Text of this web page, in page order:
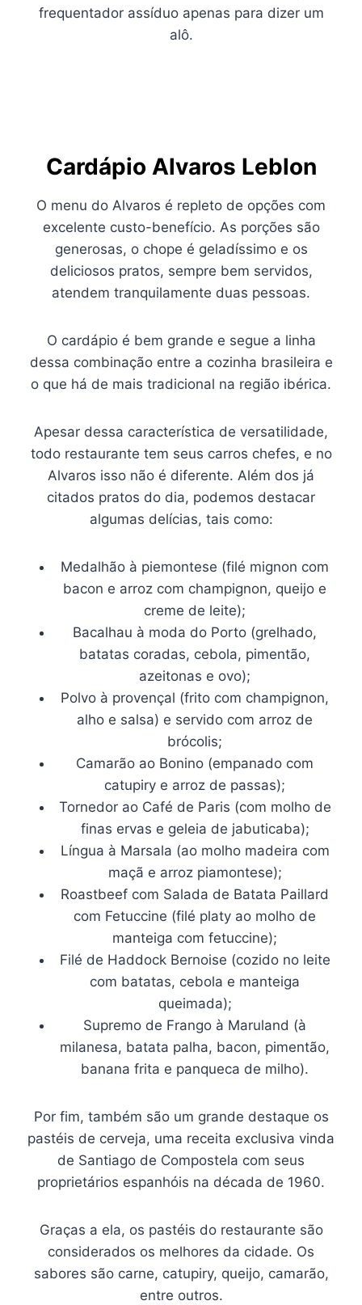
frequentador assíduo apenas para dizer um
alô.
Cardápio Alvaros Leblon
O menu do Alvaros é repleto de opções com
excelente custo-benefício. As porções são
generosas, o chope é geladíssimo e os
deliciosos pratos, sempre bem servidos,
atendem tranquilamente duas pessoas.
O cardápio é bem grande e segue a linha
dessa combinação entre a cozinha brasileira e
o que há de mais tradicional na região ibérica.
Apesar dessa característica de versatilidade,
todo restaurante tem seus carros chefes, e no
Alvaros isso não é diferente. Além dos já
citados pratos do dia, podemos destacar
algumas delícias, tais como:
Medalhão à piemontese (filé mignon com
bacon e arroz com champignon, queijo e
creme de leite);
Bacalhau à moda do Porto (grelhado,
batatas coradas, cebola, pimentão,
azeitonas e ovo);
Polvo à provençal (frito com champignon,
alho e salsa) e servido com arroz de
brócolis;
Camarão ao Bonino (empanado com
catupiry e arroz de passas);
Tornedor ao Café de Paris (com molho de
finas ervas e geleia de jabuticaba);
Língua à Marsala (ao molho madeira com
maçã e arroz piamontese);
Roastbeef com Salada de Batata Paillard
com Fetuccine (filé platy ao molho de
manteiga com fetuccine);
Filé de Haddock Bernoise (cozido no leite
com batatas, cebola e manteiga
queimada);
Supremo de Frango à Maruland (à
milanesa, batata palha, bacon, pimentão,
banana frita e panqueca de milho).
Por fim, também são um grande destaque os
pastéis de cerveja, uma receita exclusiva vinda
de Santiago de Compostela com seus
proprietários espanhóis na década de 1960.
Graças a ela, os pastéis do restaurante são
considerados os melhores da cidade. Os
sabores são carne, catupiry, queijo, camarão,
entre outros.